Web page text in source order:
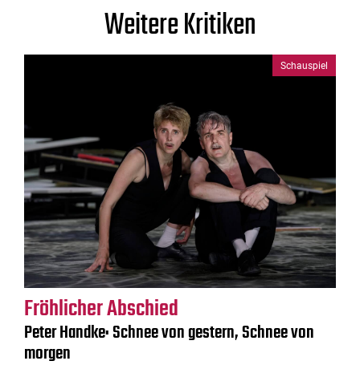
Weitere Kritiken
Schauspiel
Fröhlicher Abschied
Peter Handke: Schnee von gestern, Schnee von
morgen